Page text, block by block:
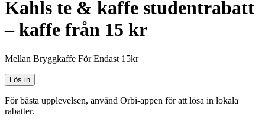
Kahls te & kaffe studentrabatt
– kaffe från 15 kr
Mellan Bryggkaffe För Endast 15kr
Lös in
För bästa upplevelsen, använd Orbi-appen för att lösa in lokala
rabatter.